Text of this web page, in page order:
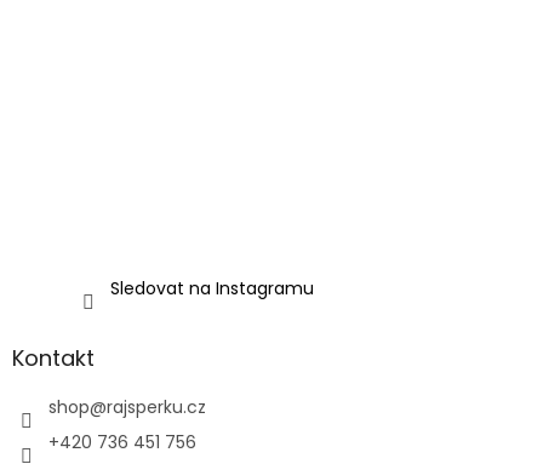
Sledovat na Instagramu
Kontakt
shop@rajsperku.cz
+420 736 451 756